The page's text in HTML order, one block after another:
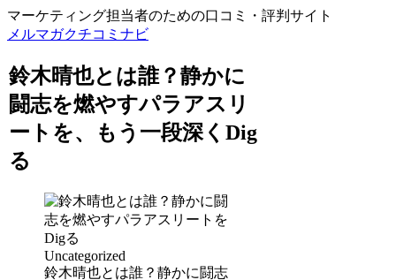
マーケティング担当者のための口コミ・評判サイト
メルマガクチコミナビ
鈴木晴也とは誰？静かに
闘志を燃やすパラアスリ
ートを、もう一段深くDig
る
Uncategorized
鈴木晴也とは誰？静かに闘志